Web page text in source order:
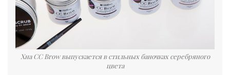
Хна CC Brow выпускается в стильных баночках серебряного
цвета